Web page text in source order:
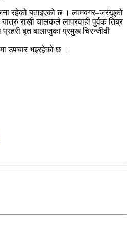
रहेको बताइएको छ । लामबगर–जरंखुको
राखी चालकले लापरवाही पुर्वक तिब्र
बृत बालाजुका प्रमुख चिरन्जीवी
उपचार भइरहेको छ ।